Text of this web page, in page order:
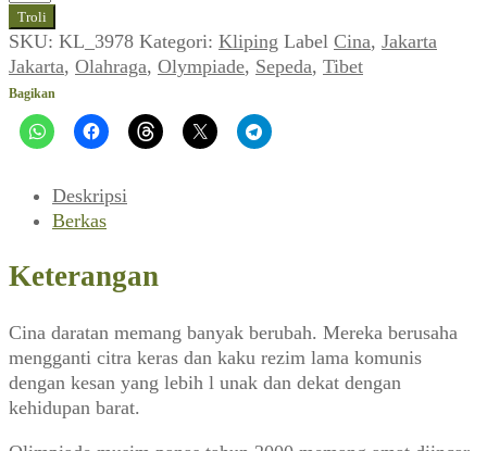
Bambang
Hertadi
~
Reli
Sepeda
di
Dunia
(Jakarta
September
1993)
Troli
SKU: KL_3978 Kategori: Kliping Label Cina, Jakarta
Jakarta, Olahraga, Olympiade, Sepeda, Tibet
Bagikan
Deskripsi
Berkas
Keterangan
Cina daratan memang banyak berubah. Mereka berusaha
mengganti citra keras dan kaku rezim lama komunis
dengan kesan yang lebih l unak dan dekat dengan
kehidupan barat.